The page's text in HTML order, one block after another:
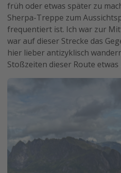
früh oder etwas später zu
Sherpa-Treppe zum
frequentiert ist. Ich war zur
war auf dieser Strecke das
hier lieber antizyklisch
Stoßzeiten dieser Route etwas